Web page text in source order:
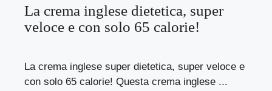
La crema inglese dietetica, super
veloce e con solo 65 calorie!
La crema inglese super dietetica, super veloce e
con solo 65 calorie! Questa crema inglese ...